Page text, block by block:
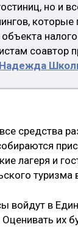
но и
соавтор
Надежда
средства
лагеря и
туризма
войдут в
их